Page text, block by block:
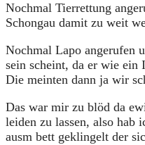
Nochmal Tierrettung
Schongau damit zu weit
Nochmal Lapo angerufen
sein scheint, da er wie ein
Die meinten dann ja wir
Das war mir zu blöd da
leiden zu lassen, also hab
ausm bett geklingelt der